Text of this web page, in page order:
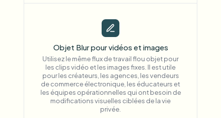
Objet Blur pour vidéos et images
Utilisez le même flux de travail flou objet pour
les clips vidéo et les images fixes. Il est utile
pour les créateurs, les agences, les vendeurs
de commerce électronique, les éducateurs et
les équipes opérationnelles qui ont besoin de
modifications visuelles ciblées de la vie
privée.